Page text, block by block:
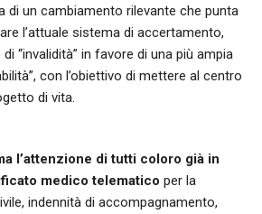
di un cambiamento rilevante che punta
l’attuale sistema di accertamento,
“invalidità” in favore di una più ampia
con l’obiettivo di mettere al centro
di vita.
l’attenzione di tutti coloro già in
medico telematico per la
indennità di accompagnamento,